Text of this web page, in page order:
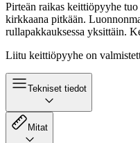
Pirteän raikas keittiöpyyhe
kirkkaana pitkään.
rullapakkauksessa yksittäin.
Liitu keittiöpyyhe on
Tekniset tiedot
Mitat